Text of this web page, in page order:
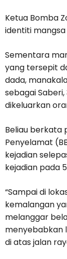
Ketua Bomba
identiti
Sementara
yang tersepit
dada,
sebagai
dikeluarkan
Beliau berkata
Penyelamat
kejadian
kejadian pada
“Sampai di
kemalangan
melanggar
menyebabkan
di atas jalan